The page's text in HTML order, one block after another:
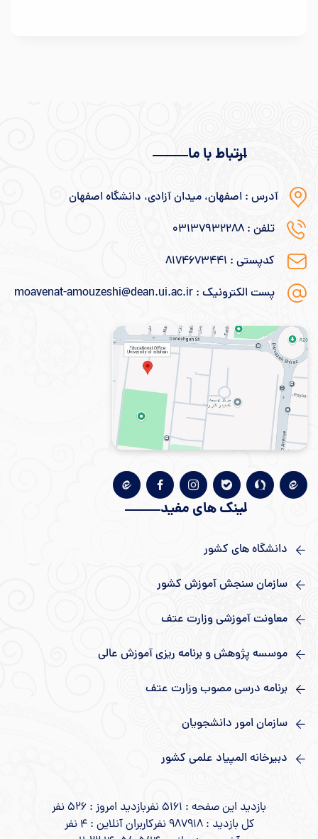
ارتباط با ما
آدرس : اصفهان، میدان آزادی، دانشگاه اصفهان
تلفن : ۰۳۱۳۷۹۳۲۲۸۸
کدپستی : ۸۱۷۴۶۷۳۴۴۱
پست الکترونیک : moavenat-amouzeshi@dean.ui.ac.ir
لینک های مفید
دانشگاه های کشور
سازمان سنجش آموزش کشور
معاونت آموزشی وزارت عتف
موسسه پژوهش و برنامه ریزی آموزش عالی
برنامه درسی مصوب وزارت عتف
سازمان امور دانشجویان
دبیرخانه المپیاد علمی کشور
بازدید این صفحه : 5161 نفر
بازدید امروز : 526 نفر
کل بازدید : 987918 نفر
کاربران آنلاین : 4 نفر